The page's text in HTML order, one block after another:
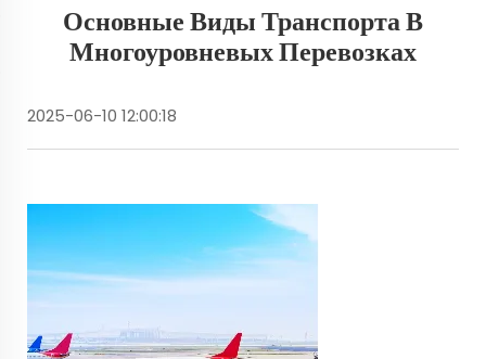
Основные Виды Транспорта В
Многоуровневых Перевозках
2025-06-10 12:00:18